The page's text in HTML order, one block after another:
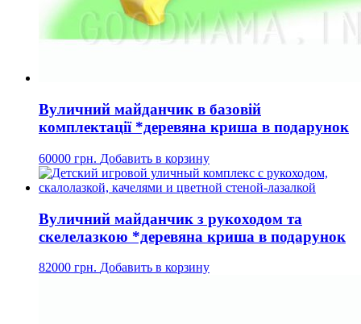
Вуличний майданчик в базовій
комплектації *деревяна криша в подарунок
60000 грн. Добавить в корзину
Вуличний майданчик з рукоходом та
скелелазкою *деревяна криша в подарунок
82000 грн. Добавить в корзину